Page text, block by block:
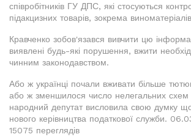
співробітників ГУ ДПС, які стосуються
підакцизних товарів, зокрема
Кравченко зобов'язався вивчити цю
виявлені будь-які порушення, вжити
чинним законодавством.
Або ж українці почали вживати більше
або ж зменшилося число нелегальних схем
народний депутат висловила свою думку
нового керівництва податкової служби.
15075 переглядів